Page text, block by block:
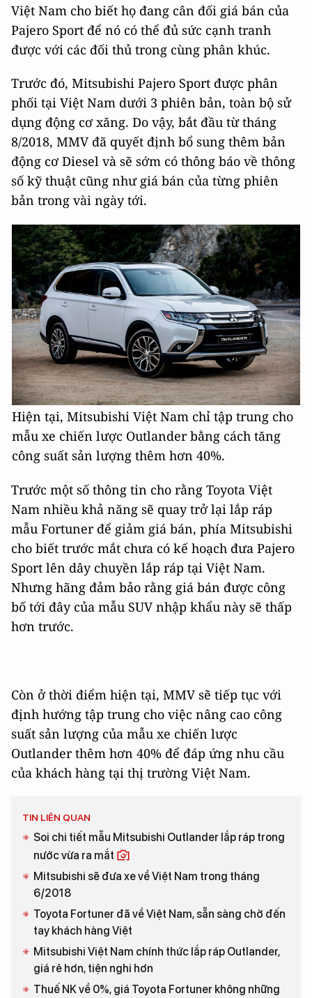
Việt Nam cho biết họ đang cân đối giá bán của
Pajero Sport để nó có thể đủ sức cạnh tranh
được với các đối thủ trong cùng phân khúc.
Trước đó, Mitsubishi Pajero Sport được phân
phối tại Việt Nam dưới 3 phiên bản, toàn bộ sử
dụng động cơ xăng. Do vậy, bắt đầu từ tháng
8/2018, MMV đã quyết định bổ sung thêm bản
động cơ Diesel và sẽ sớm có thông báo về thông
số kỹ thuật cũng như giá bán của từng phiên
bản trong vài ngày tới.
Hiện tại, Mitsubishi Việt Nam chỉ tập trung cho
mẫu xe chiến lược Outlander bằng cách tăng
công suất sản lượng thêm hơn 40%.
Trước một số thông tin cho rằng Toyota Việt
Nam nhiều khả năng sẽ quay trở lại lắp ráp
mẫu Fortuner để giảm giá bán, phía Mitsubishi
cho biết trước mắt chưa có kế hoạch đưa Pajero
Sport lên dây chuyền lắp ráp tại Việt Nam.
Nhưng hãng đảm bảo rằng giá bán được công
bố tới đây của mẫu SUV nhập khẩu này sẽ thấp
hơn trước.
Còn ở thời điểm hiện tại, MMV sẽ tiếp tục với
định hướng tập trung cho việc nâng cao công
suất sản lượng của mẫu xe chiến lược
Outlander thêm hơn 40% để đáp ứng nhu cầu
của khách hàng tại thị trường Việt Nam.
TIN LIÊN QUAN
Soi chi tiết mẫu Mitsubishi Outlander lắp ráp trong
nước vừa ra mắt
Mitsubishi sẽ đưa xe về Việt Nam trong tháng
6/2018
Toyota Fortuner đã về Việt Nam, sẵn sàng chờ đến
tay khách hàng Việt
Mitsubishi Việt Nam chính thức lắp ráp Outlander,
giá rẻ hơn, tiện nghi hơn
Thuế NK về 0%, giá Toyota Fortuner không những